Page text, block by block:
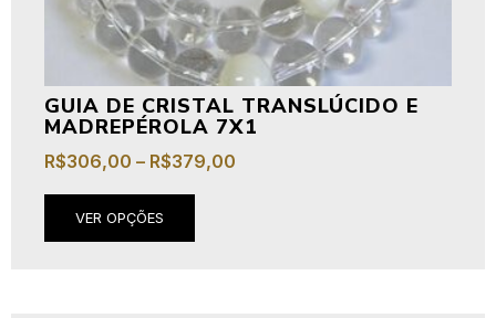
GUIA DE CRISTAL TRANSLÚCIDO E
MADREPÉROLA 7X1
R$306,00 – R$379,00
VER OPÇÕES